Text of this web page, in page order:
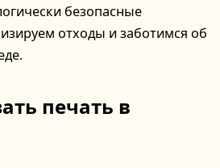
безопасные
отходы и заботимся об
печать в